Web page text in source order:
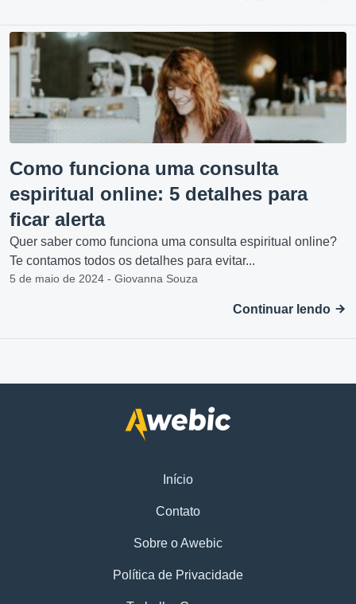
Como funciona uma consulta
espiritual online: 5 detalhes para
ficar alerta
Quer saber como funciona uma consulta espiritual online?
Te contamos todos os detalhes para evitar...
5 de maio de 2024 - Giovanna Souza
Continuar lendo
Início
Contato
Sobre o Awebic
Política de Privacidade